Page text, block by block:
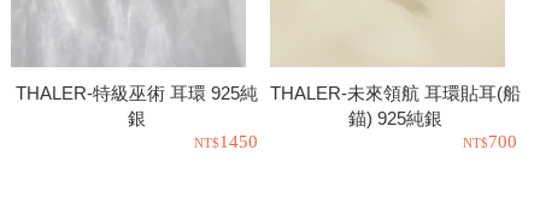
THALER-特級巫術 耳環 925純
銀
1450
THALER-未來領航 耳環貼耳(船
錨) 925純銀
700